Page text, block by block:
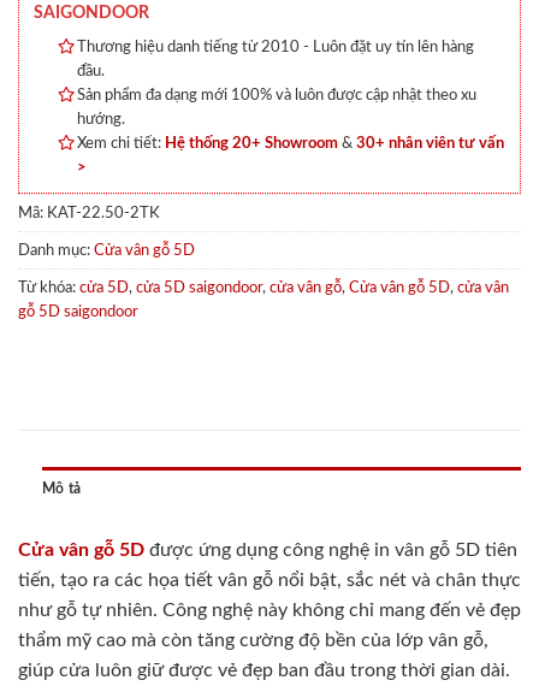
SAIGONDOOR
Thương hiệu danh tiếng từ 2010 - Luôn đặt uy tín lên hàng
đầu.
Sản phẩm đa dạng mới 100% và luôn được cập nhật theo xu
hướng.
Xem chi tiết: Hệ thống 20+ Showroom & 30+ nhân viên tư vấn
>
Mã: KAT-22.50-2TK
Danh mục: Cửa vân gỗ 5D
Từ khóa: cửa 5D, cửa 5D saigondoor, cửa vân gỗ, Cửa vân gỗ 5D, cửa vân
gỗ 5D saigondoor
Mô tả
Cửa vân gỗ 5D được ứng dụng công nghệ in vân gỗ 5D tiên
tiến, tạo ra các họa tiết vân gỗ nổi bật, sắc nét và chân thực
như gỗ tự nhiên. Công nghệ này không chỉ mang đến vẻ đẹp
thẩm mỹ cao mà còn tăng cường độ bền của lớp vân gỗ,
giúp cửa luôn giữ được vẻ đẹp ban đầu trong thời gian dài.